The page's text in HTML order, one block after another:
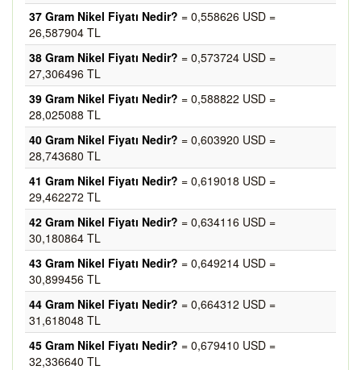
37 Gram Nikel Fiyatı Nedir? = 0,558626 USD =
26,587904 TL
38 Gram Nikel Fiyatı Nedir? = 0,573724 USD =
27,306496 TL
39 Gram Nikel Fiyatı Nedir? = 0,588822 USD =
28,025088 TL
40 Gram Nikel Fiyatı Nedir? = 0,603920 USD =
28,743680 TL
41 Gram Nikel Fiyatı Nedir? = 0,619018 USD =
29,462272 TL
42 Gram Nikel Fiyatı Nedir? = 0,634116 USD =
30,180864 TL
43 Gram Nikel Fiyatı Nedir? = 0,649214 USD =
30,899456 TL
44 Gram Nikel Fiyatı Nedir? = 0,664312 USD =
31,618048 TL
45 Gram Nikel Fiyatı Nedir? = 0,679410 USD =
32,336640 TL